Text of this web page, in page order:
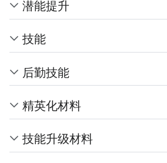
潜能提升
技能
后勤技能
精英化材料
技能升级材料